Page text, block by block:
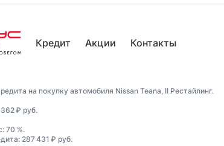
Кредит Акции Контакты
на покупку автомобиля Nissan Teana, II Рестайлинг.
₽ руб.
70 %.
287 431 ₽ руб.